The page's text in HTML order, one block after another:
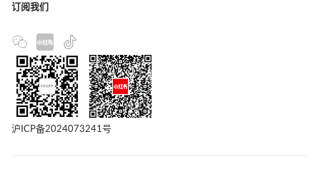
订阅我们
沪ICP备2024073241号